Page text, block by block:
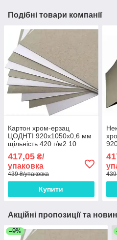
Подібні товари компанії
Картон хром-ерзац
ЦОДНТІ 920x1050x0,6 мм
щільність 420 г/м2 10
417,05 ₴/
упаковка
439 ₴/упаковка
Купити
439
Акційні пропозиції та
–9%